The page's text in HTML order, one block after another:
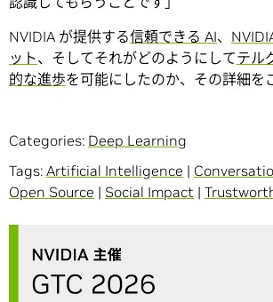
NVIDIA が提供する信頼できる AI、
ット、そしてそれがどのようにしてテル
的な進歩を可能にしたのか、その詳細を
Categories: Deep Learning
Tags: Artificial Intelligence |
Open Source | Social Impact |